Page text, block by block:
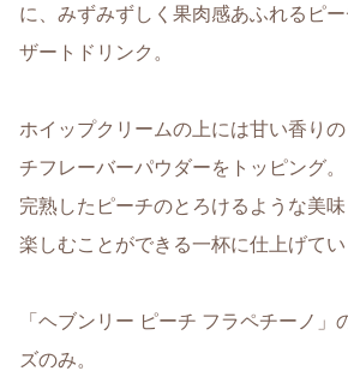
に、みずみずしく果肉感あふれるピ
ザートドリンク。
ホイップクリームの上には甘い香り
チフレーバーパウダーをトッピング。
完熟したピーチのとろけるような美
楽しむことができる一杯に仕上げてい
「ヘブンリー ピーチ フラペチーノ」
ズのみ。